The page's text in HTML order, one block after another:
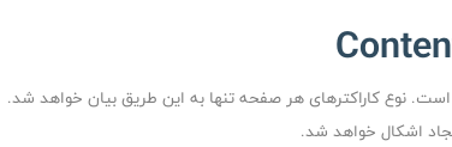
نوع کاراکترهای هر صفحه تنها به این طریق بیان خواهد شد.
اشکال خواهد شد.